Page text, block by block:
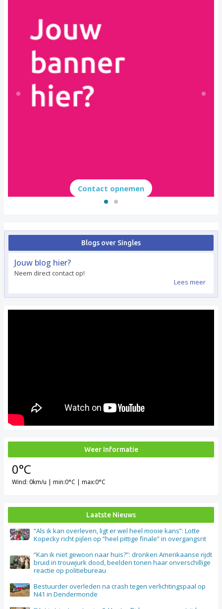
Contact opnemen
Blogs over Singles
Jouw blog hier?
Neem direct contact op!
Lees meer
Weer Informatie
0°C
Wind: 0km/u | min:0°C | max:0°C
Laatste Nieuws
“Als ik kan overleven, ligt er wel heel mooie kans”: Lotte
Kopecky richt pijlen op “heel pittige finale” in overgangsrit
“Kan ik niet gewoon naar huis?”: dronken Amerikaanse rijdt
bruid in trouwjurk dood, beelden tonen haar onverschillige
reactie op politiebureau
Bestuurder overleden na crash tegen verlichtingspaal op
N41 in Dendermonde